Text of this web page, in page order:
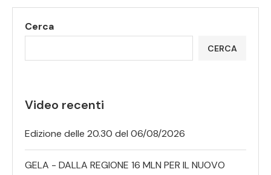
Cerca
CERCA
Video recenti
Edizione delle 20.30 del 06/08/2026
GELA - DALLA REGIONE 16 MLN PER IL NUOVO